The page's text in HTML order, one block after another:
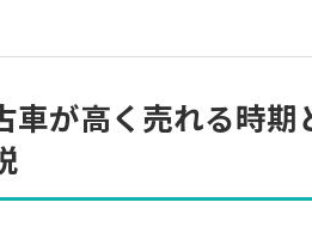
車が高く売れる時